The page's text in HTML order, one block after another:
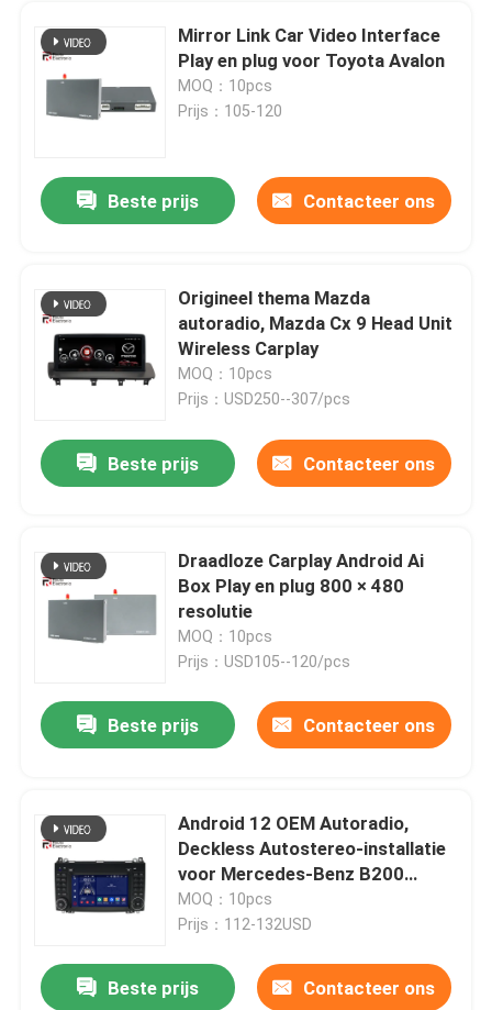
Mirror Link Car Video Interface
Play en plug voor Toyota Avalon
MOQ：10pcs
Prijs：105-120
Beste prijs Contacteer ons
Origineel thema Mazda
autoradio, Mazda Cx 9 Head Unit
Wireless Carplay
MOQ：10pcs
Prijs：USD250--307/pcs
Beste prijs Contacteer ons
Draadloze Carplay Android Ai
Box Play en plug 800 × 480
resolutie
MOQ：10pcs
Prijs：USD105--120/pcs
Beste prijs Contacteer ons
Android 12 OEM Autoradio,
Deckless Autostereo-installatie
voor Mercedes-Benz B200
W209
MOQ：10pcs
Prijs：112-132USD
Beste prijs Contacteer ons